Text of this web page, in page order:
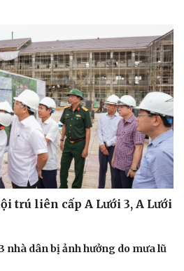
trú liên cấp A Lưới 3, A Lưới
nhà dân bị ảnh hưởng do mưa lũ